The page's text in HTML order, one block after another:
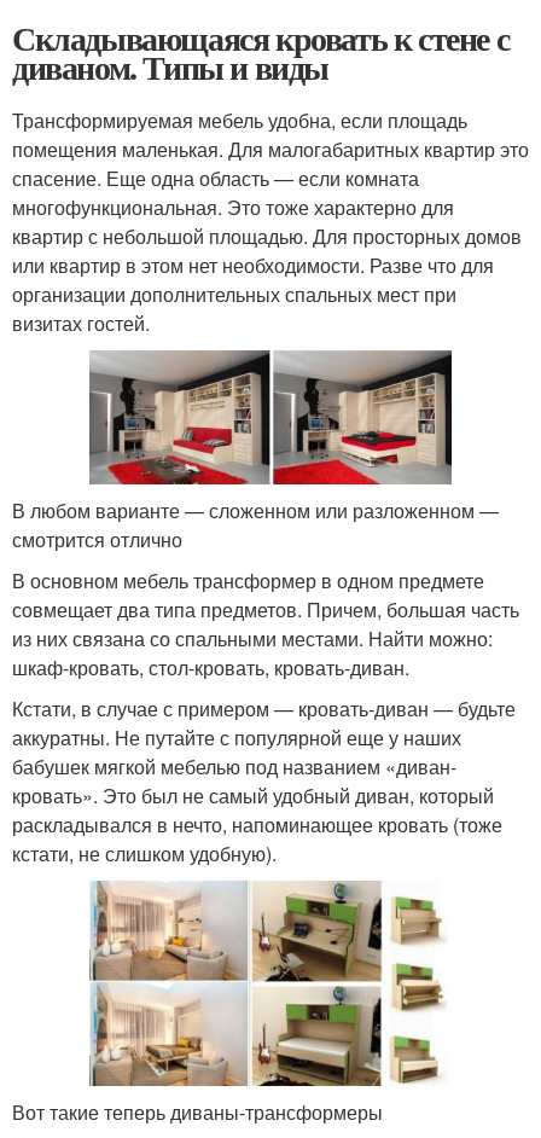
Складывающаяся кровать к стене с
диваном. Типы и виды
Трансформируемая мебель удобна, если площадь
помещения маленькая. Для малогабаритных квартир это
спасение. Еще одна область — если комната
многофункциональная. Это тоже характерно для
квартир с небольшой площадью. Для просторных домов
или квартир в этом нет необходимости. Разве что для
организации дополнительных спальных мест при
визитах гостей.
В любом варианте — сложенном или разложенном —
смотрится отлично
В основном мебель трансформер в одном предмете
совмещает два типа предметов. Причем, большая часть
из них связана со спальными местами. Найти можно:
шкаф-кровать, стол-кровать, кровать-диван.
Кстати, в случае с примером — кровать-диван — будьте
аккуратны. Не путайте с популярной еще у наших
бабушек мягкой мебелью под названием «диван-
кровать». Это был не самый удобный диван, который
раскладывался в нечто, напоминающее кровать (тоже
кстати, не слишком удобную).
Вот такие теперь диваны-трансформеры